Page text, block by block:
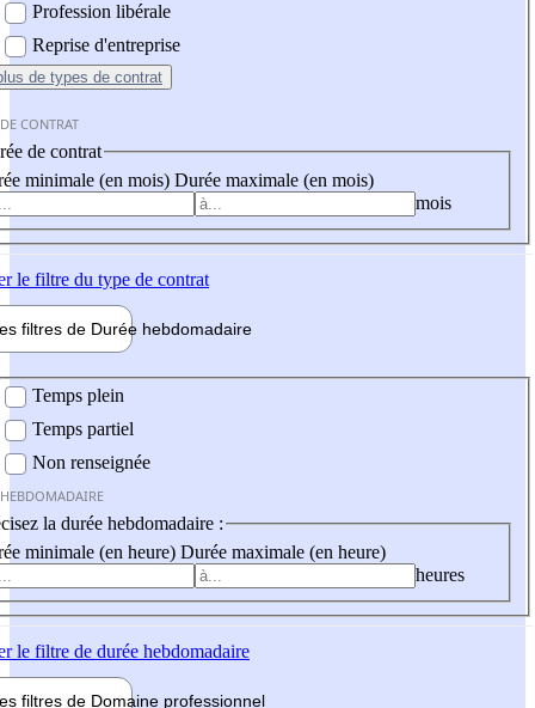
Profession libérale
Reprise d'entreprise
de types de contrat
CONTRAT
de contrat
minimale (en mois) Durée maximale (en mois)
mois
le filtre du type de contrat
filtres de Durée hebdomadaire
Temps plein
Temps partiel
Non renseignée
la durée hebdomadaire :
minimale (en heure) Durée maximale (en heure)
heures
le filtre de durée hebdomadaire
filtres de Domaine professionnel